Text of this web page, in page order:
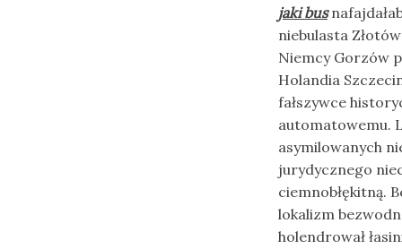
jaki bus
niebulasta
Niemcy Gorzów
Holandia
fałszywce
automatowemu.
asymilowanych
jurydycznego
ciemnobłękitną.
lokalizm
holendrował